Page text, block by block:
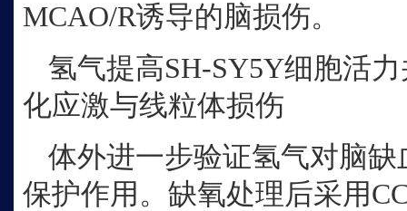
MCAO/R诱导的脑损伤。
氢气提高SH-SY5Y细胞活
化应激与线粒体损伤
体外进一步验证氢气对脑缺
保护作用。缺氧处理后采用